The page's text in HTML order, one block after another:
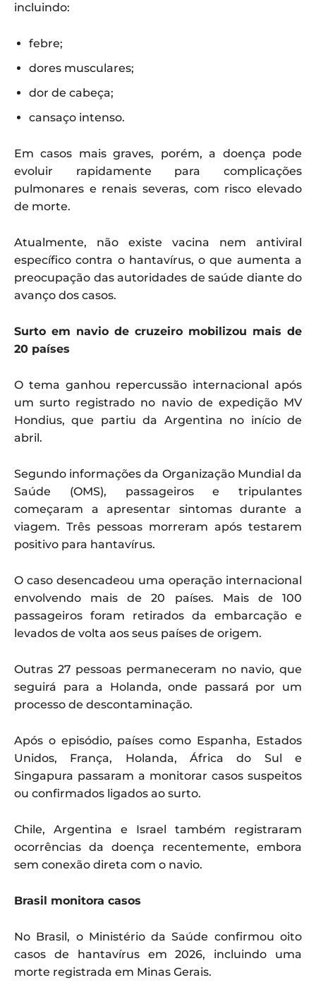
incluindo:
febre;
dores musculares;
dor de cabeça;
cansaço intenso.
Em casos mais graves, porém, a doença pode
evoluir rapidamente para complicações
pulmonares e renais severas, com risco elevado
de morte.
Atualmente, não existe vacina nem antiviral
específico contra o hantavírus, o que aumenta a
preocupação das autoridades de saúde diante do
avanço dos casos.
Surto em navio de cruzeiro mobilizou mais de
20 países
O tema ganhou repercussão internacional após
um surto registrado no navio de expedição MV
Hondius, que partiu da Argentina no início de
abril.
Segundo informações da Organização Mundial da
Saúde (OMS), passageiros e tripulantes
começaram a apresentar sintomas durante a
viagem. Três pessoas morreram após testarem
positivo para hantavírus.
O caso desencadeou uma operação internacional
envolvendo mais de 20 países. Mais de 100
passageiros foram retirados da embarcação e
levados de volta aos seus países de origem.
Outras 27 pessoas permaneceram no navio, que
seguirá para a Holanda, onde passará por um
processo de descontaminação.
Após o episódio, países como Espanha, Estados
Unidos, França, Holanda, África do Sul e
Singapura passaram a monitorar casos suspeitos
ou confirmados ligados ao surto.
Chile, Argentina e Israel também registraram
ocorrências da doença recentemente, embora
sem conexão direta com o navio.
Brasil monitora casos
No Brasil, o Ministério da Saúde confirmou oito
casos de hantavírus em 2026, incluindo uma
morte registrada em Minas Gerais.